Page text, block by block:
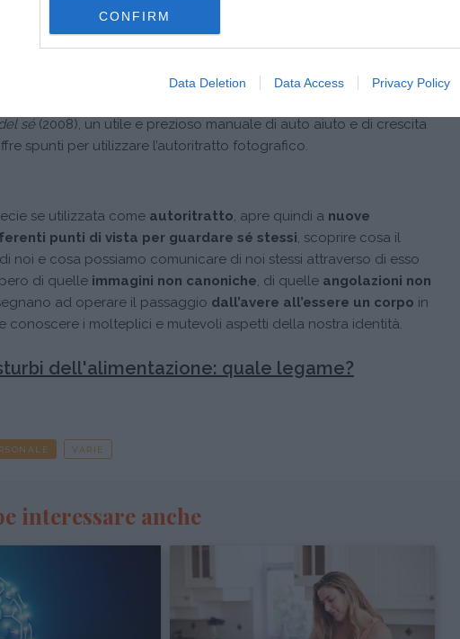
CONFIRM
Data Deletion Data Access Privacy Policy
metodo innovativo ed efficace
psicoterapeuticiper recuperare e rappresentare da
corpo e della propria identità come sostieneFabio Piccini
sé (2008), un utile e prezioso manuale di auto aiuto e di crescita
spunti per utilizzare l’autoritratto fotografico.
se utilizzata come autoritratto, apre quindi a nuove
punti di vista per guardare sé stessi, scoprire cosa il
noi e cosa possiamo comunicare di noi stessi attraverso di esso
di quelle immagini non canoniche, di quelle angolazioni non
ad operare il passaggio dall’avere all’essere un corpo in
conoscere i molteplici e mutevoli aspetti della nostra identità.
dell'alimentazione: quale legame?
VARIE
interessare anche